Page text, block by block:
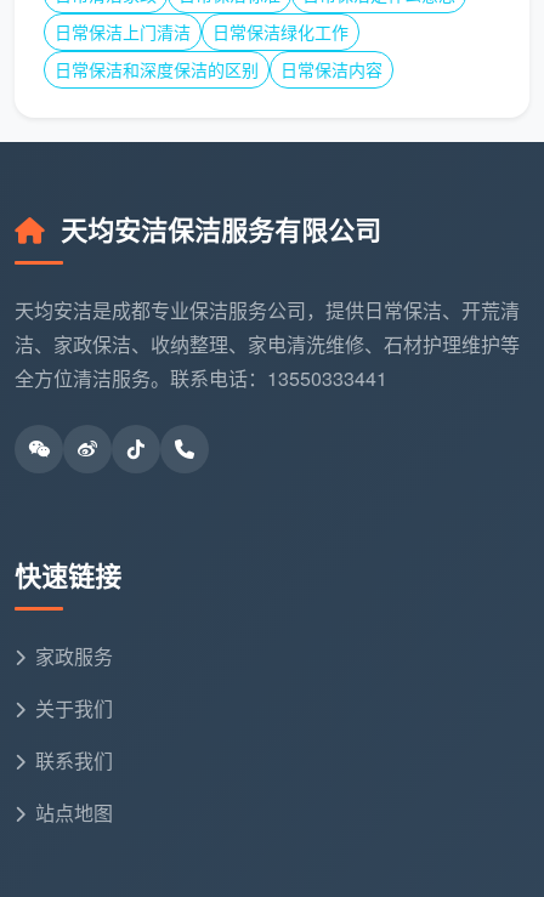
日常保洁上门清洁
日常保洁绿化工作
日常保洁和深度保洁的区别
日常保洁内容
天均安洁保洁服务有限公司
天均安洁是成都专业保洁服务公司，提供日常保洁、开荒清
洁、家政保洁、收纳整理、家电清洗维修、石材护理维护等
全方位清洁服务。联系电话：13550333441
快速链接
家政服务
关于我们
联系我们
站点地图